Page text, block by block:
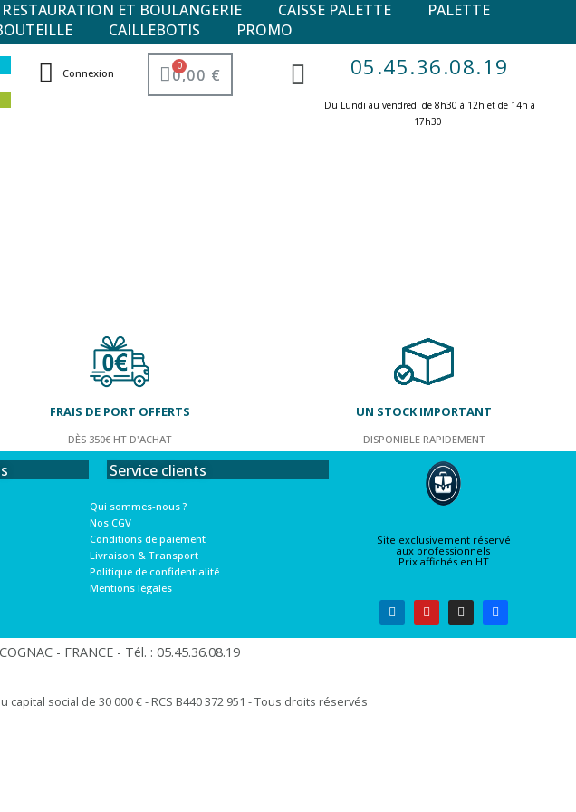
RESTAURATION ET BOULANGERIE CAISSE PALETTE
PALETTE
CAILLEBOTIS PROMO
Connexion 0,00 € 05.45.36.08.19
Du Lundi au vendredi de 8h30 à 12h et de 14h à
17h30 ​
FRAIS DE PORT OFFERTS
DÈS 350€ HT D'ACHAT
UN STOCK IMPORTANT
DISPONIBLE RAPIDEMENT
Service clients
Qui sommes-nous ?
Nos CGV
Conditions de paiement
Livraison & Transport
Politique de confidentialité
Mentions légales
Site exclusivement réservé
aux professionnels
Prix affichés en HT
- FRANCE - Tél. : 05.45.36.08.19​
capital social de 30 000 € - RCS B440 372 951 - Tous droits réservés​​